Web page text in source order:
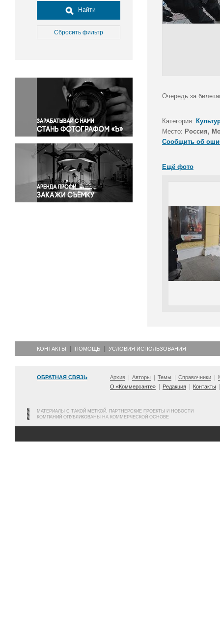
Досуг, туризм и отдых
Культура
Медицина
Окружающая среда
Политика
Правосудие
Происшествия и конфликты
Религия
Светская жизнь
Спорт
Экология
Экономика и бизнес
Найти
Сбросить фильтр
Очередь за
Категория:
Место: Россия,
Сообщить об
Ещё фото
КОНТАКТЫ ПОМОЩЬ УСЛОВИЯ ИСПОЛЬЗОВАНИЯ
ОБРАТНАЯ СВЯЗЬ Архив Авторы Темы Справочники
О «Коммерсанте»
Редакция Контакты
МАТЕРИАЛЫ С ТАКОЙ МЕТКОЙ, ПАРТНЕРСКИЕ ПРОЕКТЫ И НОВОСТИ
КОМПАНИЙ ОПУБЛИКОВАНЫ НА КОММЕРЧЕСКОЙ ОСНОВЕ